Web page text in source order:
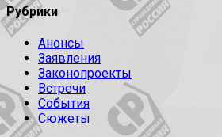
Рубрики
Анонсы
Заявления
Законопроекты
Встречи
События
Сюжеты